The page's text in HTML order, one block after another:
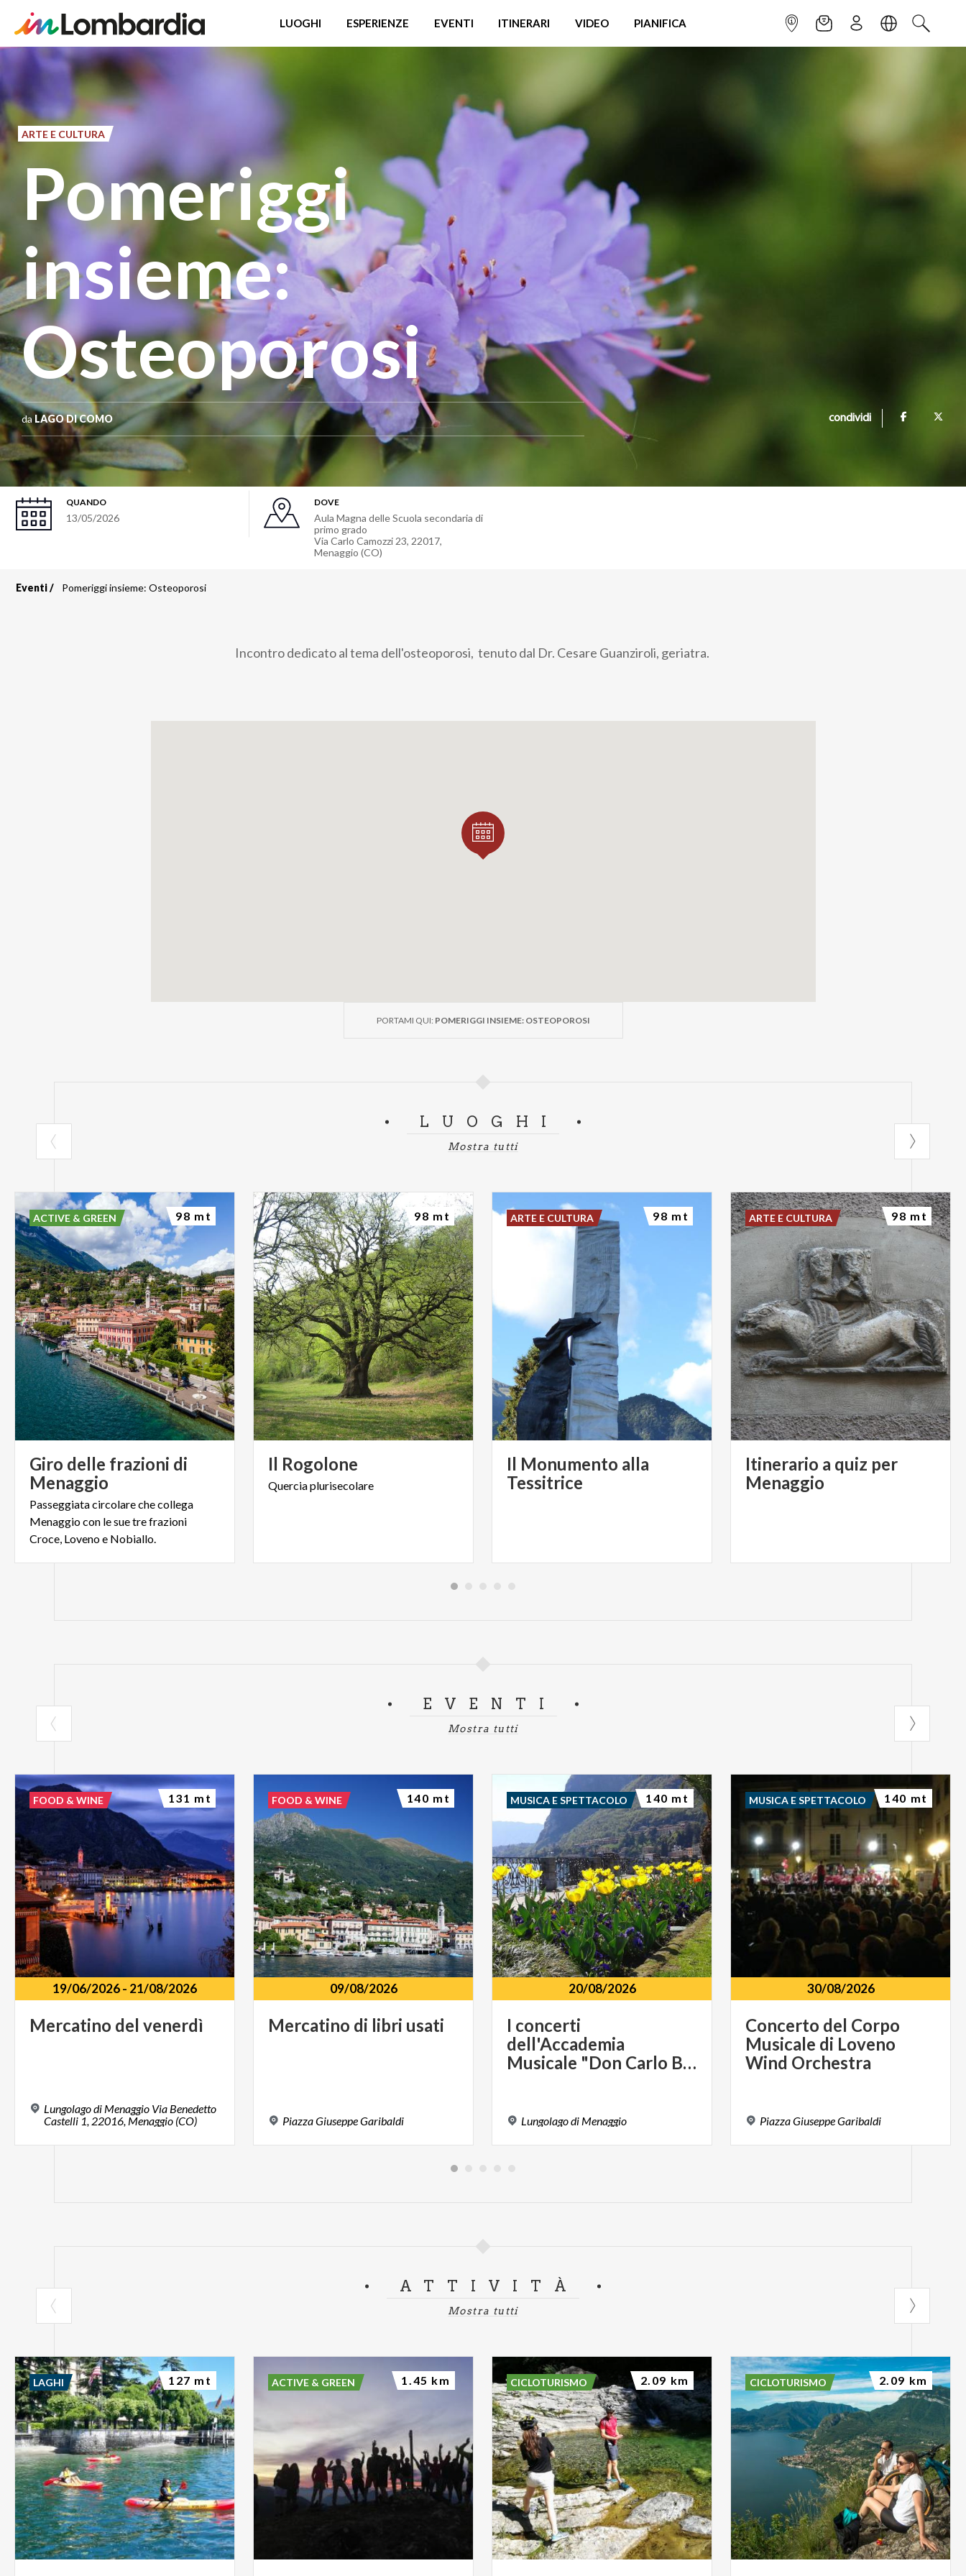
Salta
al
contenuto
principale
LUOGHI ESPERIENZE EVENTI ITINERARI VIDEO PIANIFICA INFOPOINTNEWSLETTER
ISCRIVITILINGUACERCA
ARTE E CULTURA
Pomeriggi
insieme:
Osteoporosi
daLAGO DI COMO condividi
QUANDO
13/05/2026
DOVE
Aula Magna delle Scuola secondaria di
primo grado
Via Carlo Camozzi 23, 22017,
Menaggio (CO)
Briciole
Eventi Pomeriggi insieme: Osteoporosi
Incontro dedicato al tema dell'osteoporosi, tenuto dal Dr. Cesare Guanziroli, geriatra.
PORTAMI QUI: POMERIGGI INSIEME: OSTEOPOROSI
LUOGHI
Mostra tutti
Giro delle frazioni di
Menaggio
Passeggiata circolare che collega
Menaggio con le sue tre frazioni
Croce, Loveno e Nobiallo.
ACTIVE & GREEN 98 mt
Il Rogolone
Querciaplurisecolare
98 mt
Il Monumento alla
Tessitrice
ARTE E CULTURA 98 mt
Itinerario a quiz per
Menaggio
ARTE E CULTURA 98 mt
EVENTI
Mostra tutti
19/06/2026- 21/08/2026
Mercatino del venerdì
Lungolago di Menaggio Via Benedetto
Castelli 1, 22016, Menaggio (CO)
FOOD & WINE 131 mt
09/08/2026
Mercatino di libri usati
PiazzaGiuseppeGaribaldi
FOOD & WINE 140 mt
20/08/2026
I concerti
dell'Accademia
Musicale "Don Carlo Basci"
Lungolagodi Menaggio
MUSICA E SPETTACOLO 140 mt
30/08/2026
Concerto del Corpo
Musicale di Loveno
Wind Orchestra
PiazzaGiuseppeGaribaldi
MUSICA E SPETTACOLO 140 mt
ATTIVITÀ
Mostra tutti
LAGHI 127 mt ACTIVE & GREEN 1.45 km CICLOTURISMO 2.09 km CICLOTURISMO 2.09 km